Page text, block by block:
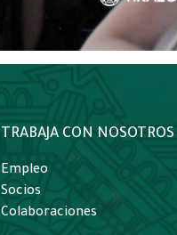
TRABAJA CON NOSOTROS
Empleo
Socios
Colaboraciones